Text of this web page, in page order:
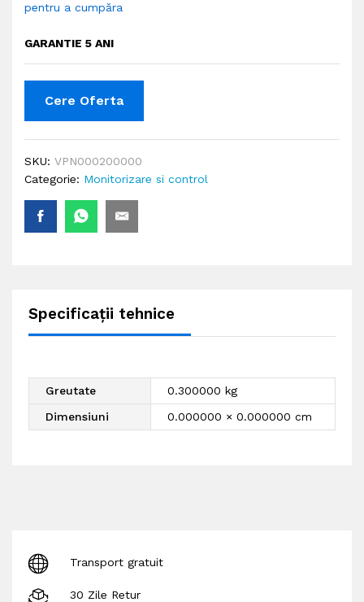
pentru a cumpăra
GARANTIE 5 ANI
Cere Oferta
SKU: VPN000200000
Categorie: Monitorizare si control
Specificații tehnice
Greutate
0.300000 kg
Dimensiuni
0.000000 × 0.000000 cm
Transport gratuit
30 Zile Retur